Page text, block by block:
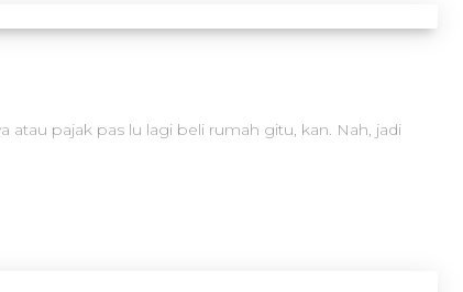
atau pajak pas lu lagi beli rumah gitu, kan. Nah, jadi